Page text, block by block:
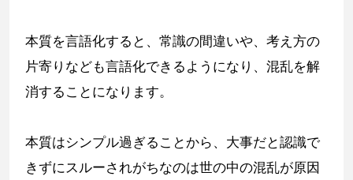
本質を言語化すると、常識の間違いや、考え方の
片寄りなども言語化できるようになり、混乱を解
消することになります。
本質はシンプル過ぎることから、大事だと認識で
きずにスルーされがちなのは世の中の混乱が原因